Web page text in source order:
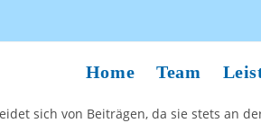
Home Team
sich von Beiträgen, da sie stets an